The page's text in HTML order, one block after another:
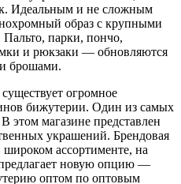
Идеальным и не сложным
образ с крупными
парки, пончо,
и рюкзаки — обновляются
брошами.
огромное
бижутерии. Один из самых
магазине представлен
украшений. Брендовая
ассортименте, на
новую опцию —
оптом по оптовым